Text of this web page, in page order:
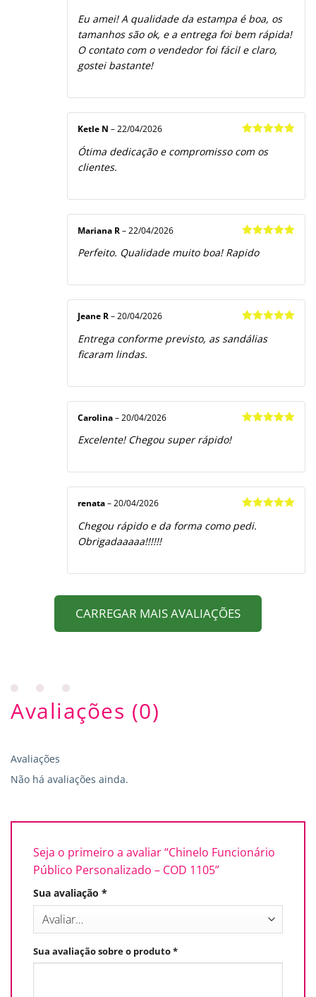
de 5
Eu amei! A qualidade da estampa é boa, os
tamanhos são ok, e a entrega foi bem rápida!
O contato com o vendedor foi fácil e claro,
gostei bastante!
de 5
Ketle N – 22/04/2026
Ótima dedicação e compromisso com os
clientes.
de 5
Mariana R – 22/04/2026
Perfeito. Qualidade muito boa! Rapido
de 5
Jeane R – 20/04/2026
Entrega conforme previsto, as sandálias
ficaram lindas.
Carolina – 20/04/2026
Excelente! Chegou super rápido!
de 5
renata – 20/04/2026
Chegou rápido e da forma como pedi.
Obrigadaaaaa!!!!!!
CARREGAR MAIS AVALIAÇÕES
Avaliações (0)
Avaliações
Não há avaliações ainda.
Seja o primeiro a avaliar “Chinelo Funcionário
Público Personalizado – COD 1105”
Sua avaliação *
Sua avaliação sobre o produto*